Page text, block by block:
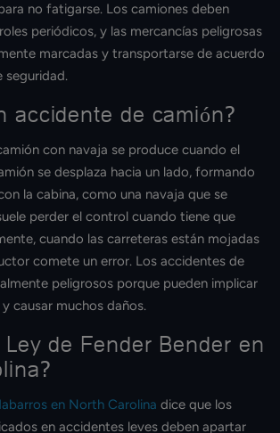
no fatigarse. Los camiones deben
periódicos, y las mercancías peligrosas
marcadas y transportarse de acuerdo
seguridad.
accidente de camión?
con navaja se produce cuando el
se desplaza hacia un lado, formando
la cabina, como una navaja que se
perder el control cuando tiene que
cuando las carreteras están mojadas
comete un error. Los accidentes de
peligrosos porque pueden implicar
causar muchos daños.
Ley de Fender Bender en
en North Carolina dice que los
en accidentes leves deben apartar